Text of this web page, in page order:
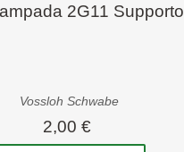
2G11 Supporto
Vossloh Schwabe
2,00 €